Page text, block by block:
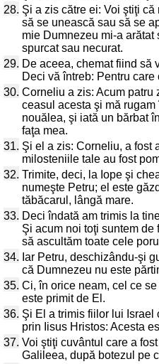
28. Şi a zis către ei: Voi ştiţi
să se unească sau să se
mie Dumnezeu mi-a
spurcat sau necurat.
29. De aceea, chemat fiind să
Deci vă întreb: Pentru
30. Corneliu a zis: Acum patru
ceasul acesta şi mă rugam
nouălea, şi iată un bărbat
faţa mea.
31. Şi el a zis: Corneliu, a fost
milosteniile tale au fost
32. Trimite, deci, la Iope şi
numeşte Petru; el este
tăbăcarul, lângă mare.
33. Deci îndată am trimis la
Şi acum noi toţi suntem
să ascultăm toate cele
34. Iar Petru, deschizându-şi
că Dumnezeu nu este
35. Ci, în orice neam, cel ce
este primit de El.
36. Şi El a trimis fiilor lui Israel
prin Iisus Hristos: Acesta
37. Voi ştiţi cuvântul care a
Galileea, după botezul pe